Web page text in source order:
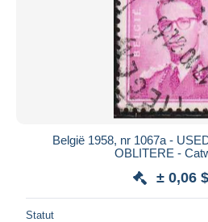
België 1958, nr 1067a -
OBLITERE -
± 0,06
Statut